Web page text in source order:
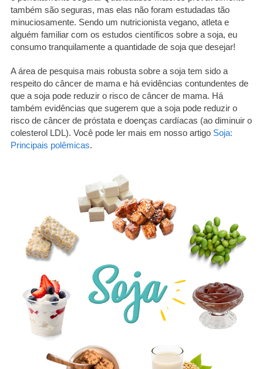
também são seguras, mas elas não foram estudadas tão
minuciosamente. Sendo um nutricionista vegano, atleta e
alguém familiar com os estudos científicos sobre a soja, eu
consumo tranquilamente a quantidade de soja que desejar!
A área de pesquisa mais robusta sobre a soja tem sido a
respeito do câncer de mama e há evidências contundentes de
que a soja pode reduzir o risco de câncer de mama. Há
também evidências que sugerem que a soja pode reduzir o
risco de câncer de próstata e doenças cardíacas (ao diminuir o
colesterol LDL). Você pode ler mais em nosso artigo Soja:
Principais polêmicas.